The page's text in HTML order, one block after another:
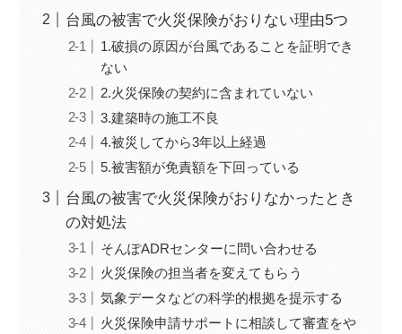
台風の被害で火災保険がおりない理由5つ
1.破損の原因が台風であることを証明でき
ない
2.火災保険の契約に含まれていない
3.建築時の施工不良
4.被災してから3年以上経過
5.被害額が免責額を下回っている
台風の被害で火災保険がおりなかったとき
の対処法
そんぽADRセンターに問い合わせる
火災保険の担当者を変えてもらう
気象データなどの科学的根拠を提示する
火災保険申請サポートに相談して審査をや